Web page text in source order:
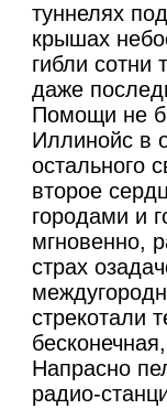
туннелях
крышах
гибли сотни
даже
Помощи не
Иллинойс в
остального
второе
городами и
мгновенно,
страх
стрекотали
Напрасно
радио-